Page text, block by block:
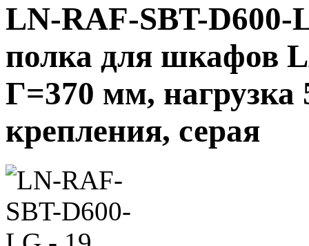
LN-RAF-SBT-
полка для шкафов
Г=370 мм, нагрузка
крепления, серая